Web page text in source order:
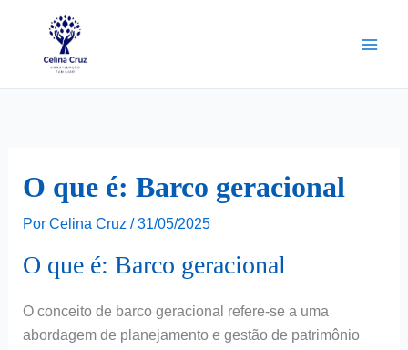
O que é: Barco geracional
Por Celina Cruz / 31/05/2025
O que é: Barco geracional
O conceito de barco geracional refere-se a uma
abordagem de planejamento e gestão de patrimônio